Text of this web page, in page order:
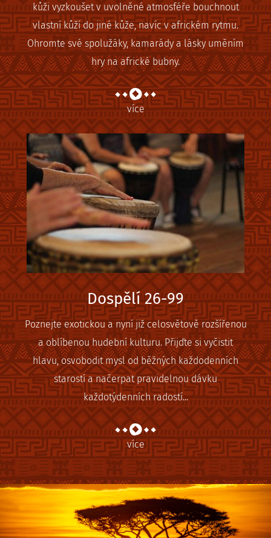
kůži vyzkoušet v uvolněné atmosféře bouchnout
vlastní kůží do jiné kůže, navíc v africkém rytmu.
Ohromte své spolužáky, kamarády a lásky uměním
hry na africké bubny.
více
Dospělí 26-99
Poznejte exotickou a nyní již celosvětově rozšířenou
a oblíbenou hudební kulturu. Přijďte si vyčistit
hlavu, osvobodit mysl od běžných každodenních
starostí a načerpat pravidelnou dávku
každotýdenních radostí...
více